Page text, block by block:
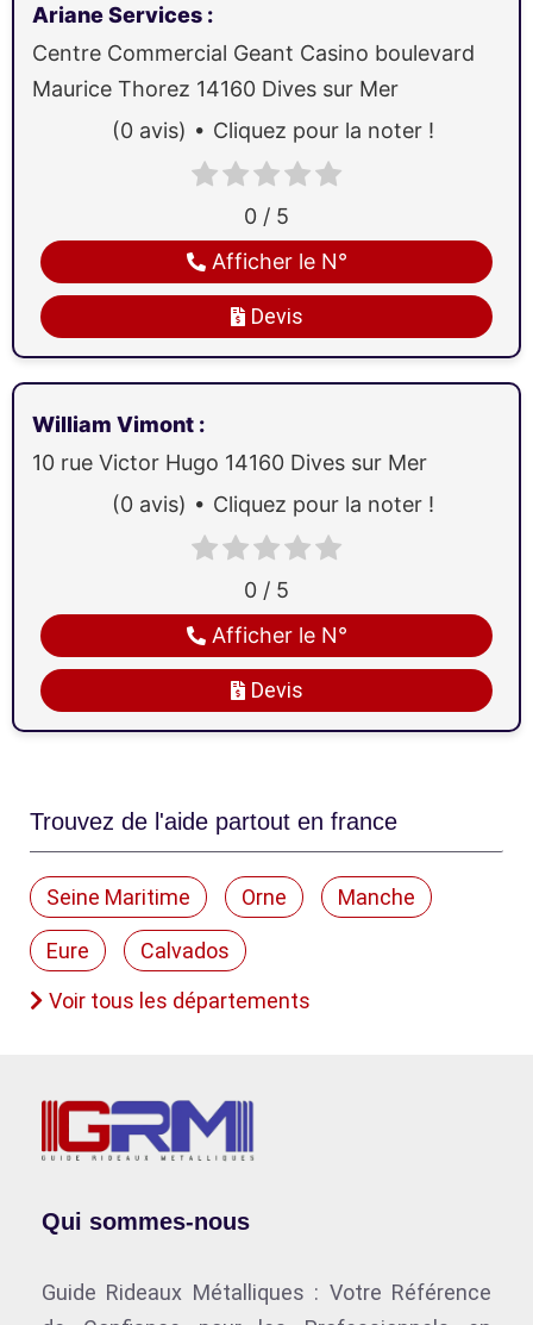
Ariane Services :
Centre Commercial Geant Casino boulevard
Maurice Thorez 14160 Dives sur Mer
Devis
Afficher le N°
0 / 5
(0 avis) Cliquez pour la noter !
William Vimont :
10 rue Victor Hugo 14160 Dives sur Mer
Devis
Afficher le N°
0 / 5
(0 avis) Cliquez pour la noter !
Trouvez de l'aide partout en france
Seine Maritime Orne Manche
Eure
Calvados
Voir tous les départements
Qui sommes-nous
Guide Rideaux Métalliques : Votre Référence